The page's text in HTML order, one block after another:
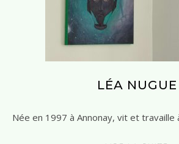
LÉA NUGUE
Née en 1997 à Annonay, vit et travaille